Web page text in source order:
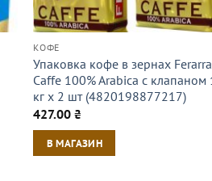
КОФЕ
Упаковка кофе в зернах Ferarra
Caffe 100% Arabica с клапаном
кг х 2 шт (4820198877217)
427.00₴
В МАГАЗИН